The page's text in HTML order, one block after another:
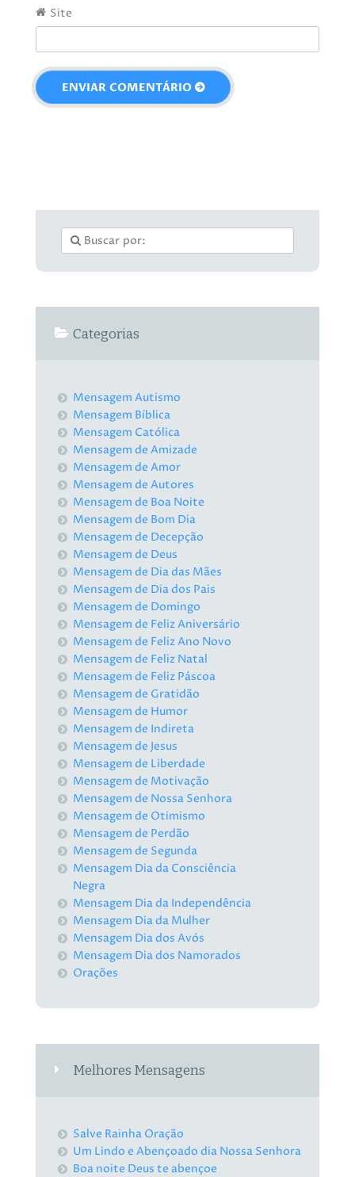
Site
Categorias
Mensagem Autismo
Mensagem Bíblica
Mensagem Católica
Mensagem de Amizade
Mensagem de Amor
Mensagem de Autores
Mensagem de Boa Noite
Mensagem de Bom Dia
Mensagem de Decepção
Mensagem de Deus
Mensagem de Dia das Mães
Mensagem de Dia dos Pais
Mensagem de Domingo
Mensagem de Feliz Aniversário
Mensagem de Feliz Ano Novo
Mensagem de Feliz Natal
Mensagem de Feliz Páscoa
Mensagem de Gratidão
Mensagem de Humor
Mensagem de Indireta
Mensagem de Jesus
Mensagem de Liberdade
Mensagem de Motivação
Mensagem de Nossa Senhora
Mensagem de Otimismo
Mensagem de Perdão
Mensagem de Segunda
Mensagem Dia da Consciência
Negra
Mensagem Dia da Independência
Mensagem Dia da Mulher
Mensagem Dia dos Avós
Mensagem Dia dos Namorados
Orações
Melhores Mensagens
Salve Rainha Oração
Um Lindo e Abençoado dia Nossa Senhora
Boa noite Deus te abençoe